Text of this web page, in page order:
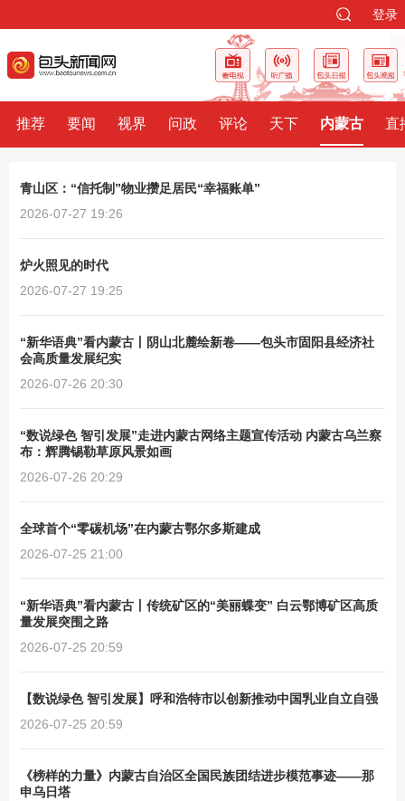
登录
推荐 要闻 视界 问政 评论 天下 内蒙古 直
青山区：“信托制”物业攒足居民“幸福账单”
2026-07-27 19:26
炉火照见的时代
2026-07-27 19:25
“新华语典”看内蒙古丨阴山北麓绘新卷——包头市固阳县经济社
会高质量发展纪实
2026-07-26 20:30
“数说绿色 智引发展”走进内蒙古网络主题宣传活动 内蒙古乌兰察
布：辉腾锡勒草原风景如画
2026-07-26 20:29
全球首个“零碳机场”在内蒙古鄂尔多斯建成
2026-07-25 21:00
“新华语典”看内蒙古丨传统矿区的“美丽蝶变” 白云鄂博矿区高质
量发展突围之路
2026-07-25 20:59
【数说绿色 智引发展】呼和浩特市以创新推动中国乳业自立自强
2026-07-25 20:59
《榜样的力量》内蒙古自治区全国民族团结进步模范事迹——那
申乌日塔